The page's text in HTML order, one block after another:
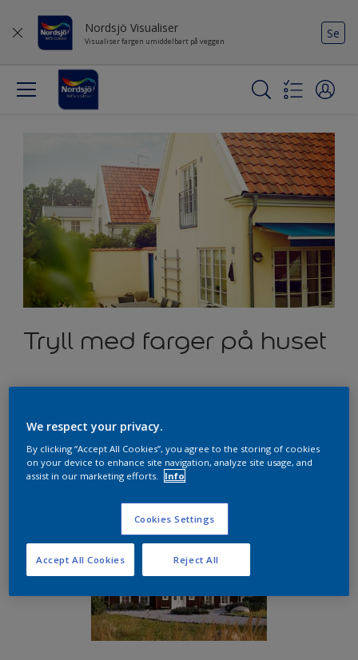
Nordsjö Visualiser
Visualiser fargen umiddelbart på veggen
Se
Tryll med farger på huset
fasadefarger?
We respect your privacy.
By clicking “Accept All Cookies”, you agree to the storing of cookies
on your device to enhance site navigation, analyze site usage, and
assist in our marketing efforts.
Info
Cookies Settings
Reject All
Accept All Cookies